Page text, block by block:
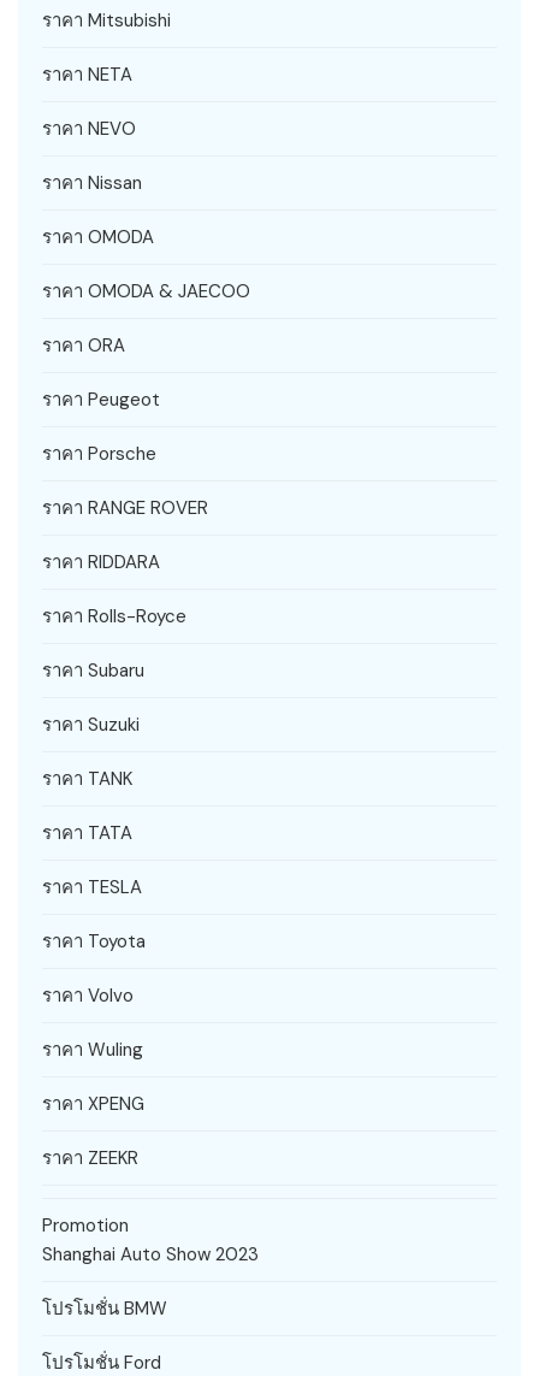
ราคา Mitsubishi
ราคา NETA
ราคา NEVO
ราคา Nissan
ราคา OMODA
ราคา OMODA & JAECOO
ราคา ORA
ราคา Peugeot
ราคา Porsche
ราคา RANGE ROVER
ราคา RIDDARA
ราคา Rolls-Royce
ราคา Subaru
ราคา Suzuki
ราคา TANK
ราคา TATA
ราคา TESLA
ราคา Toyota
ราคา Volvo
ราคา Wuling
ราคา XPENG
ราคา ZEEKR
Promotion
Shanghai Auto Show 2023
โปรโมชั่น BMW
โปรโมชั่น Ford